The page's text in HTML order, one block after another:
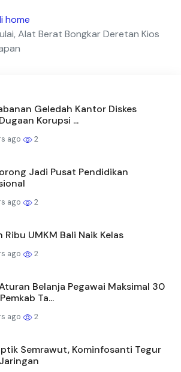
home
Alat Berat Bongkar Deretan Kios
Geledah Kantor Diskes
Korupsi ...
ago 2
Jadi Pusat Pendidikan
ago 2
Ribu UMKM Bali Naik Kelas
ago 2
Belanja Pegawai Maksimal 30
Ta...
ago 2
Semrawut, Kominfosanti Tegur